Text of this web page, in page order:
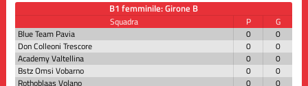
B1 femminile: Girone B
Squadra P
G
Blue Team Pavia
0
0
Don Colleoni Trescore
0
0
Academy Valtellina
0
0
Bstz Omsi Vobarno
0
0
Rothoblaas Volano
0
0